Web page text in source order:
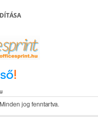
jog fenntartva.